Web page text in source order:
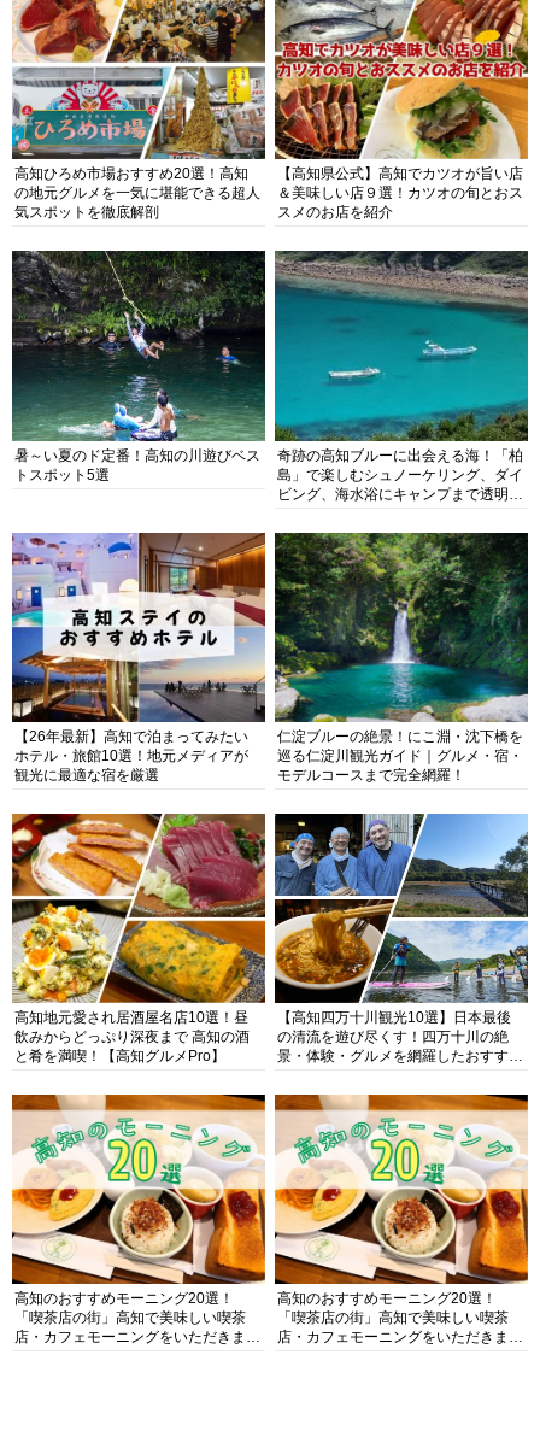
高知ひろめ市場おすすめ20選！高知
の地元グルメを一気に堪能できる超人
気スポットを徹底解剖
【高知県公式】高知でカツオが旨い店
＆美味しい店９選！カツオの旬とおス
スメのお店を紹介
暑～い夏のド定番！高知の川遊びベス
トスポット5選
奇跡の高知ブルーに出会える海！「柏
島」で楽しむシュノーケリング、ダイ
ビング、海水浴にキャンプまで透明度
【26年最新】高知で泊まってみたい
ホテル・旅館10選！地元メディアが
観光に最適な宿を厳選
仁淀ブルーの絶景！にこ淵・沈下橋を
巡る仁淀川観光ガイド｜グルメ・宿・
モデルコースまで完全網羅！
高知地元愛され居酒屋名店10選！昼
飲みからどっぷり深夜まで 高知の酒
と肴を満喫！【高知グルメPro】
【高知四万十川観光10選】日本最後
の清流を遊び尽くす！四万十川の絶
景・体験・グルメを網羅したおすすめ
高知のおすすめモーニング20選！
「喫茶店の街」高知で美味しい喫茶
店・カフェモーニングをいただきま
高知のおすすめモーニング20選！
「喫茶店の街」高知で美味しい喫茶
店・カフェモーニングをいただきま